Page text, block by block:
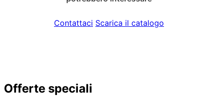
Contattaci Scarica il catalogo
Offerte speciali